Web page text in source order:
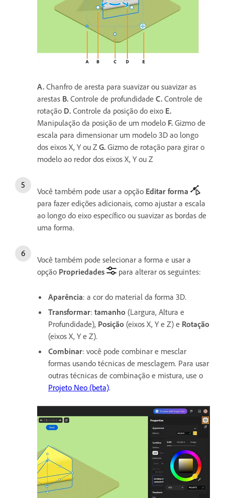
A. Chanfro de aresta para suavizar ou suavizar as
arestas B. Controle de profundidade C. Controle de
rotação D. Controle da posição do eixo E.
Manipulação da posição de um modelo F. Gizmo de
escala para dimensionar um modelo 3D ao longo
dos eixos X, Y ou ZG. Gizmo de rotação para girar o
modelo ao redor dos eixos X, Y ou Z
Você também pode usar a opção Editar forma
para fazer edições adicionais, como ajustar a escala
ao longo do eixo específico ou suavizar as bordas de
uma forma.
Você também pode selecionar a forma e usar a
opção Propriedades para alterar os seguintes:
Aparência: a cor do material da forma 3D.
Transformar: tamanho (Largura, Altura e
Profundidade), Posição (eixos X, Y e Z) e Rotação
(eixos X, Y e Z).
Combinar: você pode combinar e mesclar
formas usando técnicas de mesclagem. Para usar
outras técnicas de combinação e mistura, use o
Projeto Neo (beta).